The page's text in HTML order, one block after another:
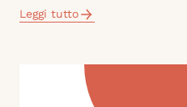
Leggi tutto